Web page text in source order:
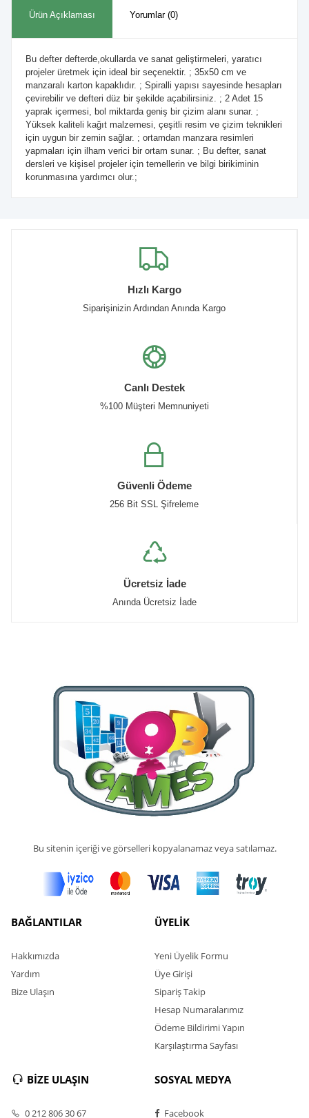
Ürün Açıklaması Yorumlar (0)
Bu defter defterde,okullarda ve sanat geliştirmeleri, yaratıcı
projeler üretmek için ideal bir seçenektir. ; 35x50 cm ve
manzaralı karton kapaklıdır. ; Spiralli yapısı sayesinde hesapları
çevirebilir ve defteri düz bir şekilde açabilirsiniz. ; 2 Adet 15
yaprak içermesi, bol miktarda geniş bir çizim alanı sunar. ;
Yüksek kaliteli kağıt malzemesi, çeşitli resim ve çizim teknikleri
için uygun bir zemin sağlar. ; ortamdan manzara resimleri
yapmaları için ilham verici bir ortam sunar. ; Bu defter, sanat
dersleri ve kişisel projeler için temellerin ve bilgi birikiminin
korunmasına yardımcı olur.;
Hızlı Kargo
Siparişinizin Ardından Anında Kargo
Canlı Destek
%100 Müşteri Memnuniyeti
Güvenli Ödeme
256 Bit SSL Şifreleme
Ücretsiz İade
Anında Ücretsiz İade
Bu sitenin içeriği ve görselleri kopyalanamaz veya satılamaz.
BAĞLANTILAR
Hakkımızda
Yardım
Bize Ulaşın
ÜYELİK
Yeni Üyelik Formu
Üye Girişi
Sipariş Takip
Hesap Numaralarımız
Ödeme Bildirimi Yapın
Karşılaştırma Sayfası
BİZE ULAŞIN
0 212 806 30 67
SOSYAL MEDYA
Facebook